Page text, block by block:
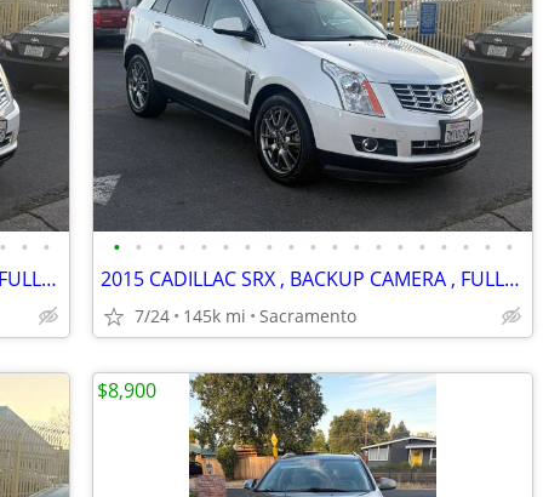
• •
2015 CADILLAC SRX , BACKUP CAMERA , FULLY LOADED , EXTRA CLEAN !
• • • • • • • • • • • • • • • • • • •
2015 CADILLAC SRX , BACKUP CAMERA , FULLY LOADED , EXTRA CLEAN !
7/24 145k mi Sacramento
$8,900